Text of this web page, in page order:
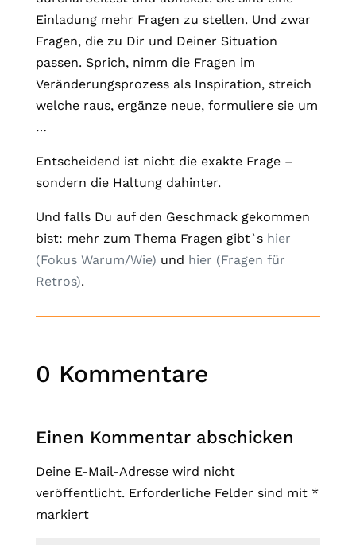
Einladung mehr Fragen zu stellen. Und zwar
Fragen, die zu Dir und Deiner Situation
passen. Sprich, nimm die Fragen im
Veränderungsprozess als Inspiration, streich
welche raus, ergänze neue, formuliere sie um
…
Entscheidend ist nicht die exakte Frage –
sondern die Haltung dahinter.
Und falls Du auf den Geschmack gekommen
bist: mehr zum Thema Fragen gibt`s hier
(Fokus Warum/Wie) und hier (Fragen für
Retros).
0 Kommentare
Einen Kommentar abschicken
Deine E-Mail-Adresse wird nicht
veröffentlicht. Erforderliche Felder sind mit *
markiert